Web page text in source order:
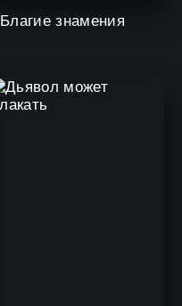
Благие знамения